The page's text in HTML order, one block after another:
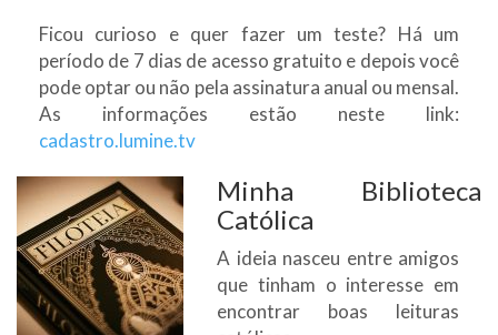
Ficou curioso e quer fazer um teste? Há um
período de 7 dias de acesso gratuito e depois você
pode optar ou não pela assinatura anual ou mensal.
As informações estão neste link:
cadastro.lumine.tv
Minha Biblioteca
Católica
A ideia nasceu entre amigos
que tinham o interesse em
encontrar boas leituras